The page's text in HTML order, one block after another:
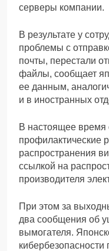
серверы компании.
В результате у
проблемы с
почты, перестали
файлы, сообщает
ее данным,
и в иностранных
В настоящее время
профилактические
распространения
ссылкой на
производителя
При этом за
два сообщения об
вымогателя.